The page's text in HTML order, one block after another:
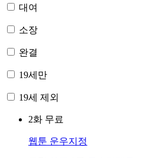
대여
소장
완결
19세만
19세 제외
2화 무료
웹툰 운우지정